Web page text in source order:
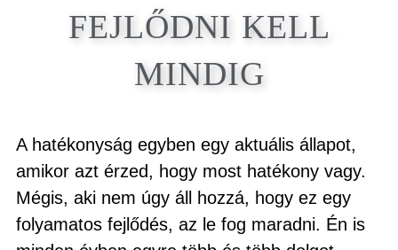
FEJLŐDNI KELL
MINDIG
A hatékonyság egyben egy aktuális állapot,
amikor azt érzed, hogy most hatékony vagy.
Mégis, aki nem úgy áll hozzá, hogy ez egy
folyamatos fejlődés, az le fog maradni. Én is